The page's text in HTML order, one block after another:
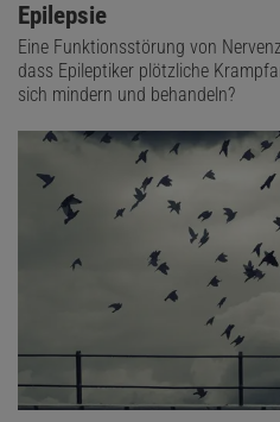
Epilepsie
Eine Funktionsstörung von
dass Epileptiker plötzliche
sich mindern und behandeln?